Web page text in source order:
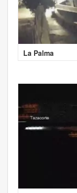
La Palma